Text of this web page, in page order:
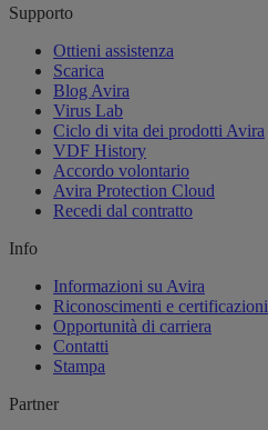
Supporto
Ottieni assistenza
Scarica
Blog Avira
Virus Lab
Ciclo di vita dei prodotti Avira
VDF History
Accordo volontario
Avira Protection Cloud
Recedi dal contratto
Info
Informazioni su Avira
Riconoscimenti e certificazioni
Opportunità di carriera
Contatti
Stampa
Partner